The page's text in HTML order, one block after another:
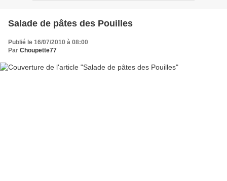
Salade de pâtes des Pouilles
Publié le 16/07/2010 à 08:00
Par Choupette77